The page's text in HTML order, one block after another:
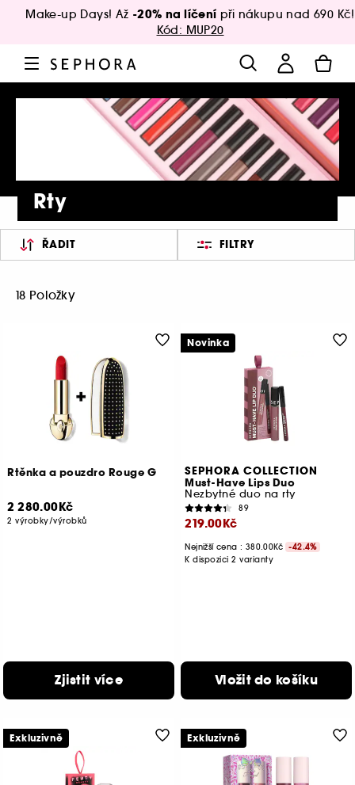
Make-up Days! Až -20% na líčení při nákupu nad 690 Kč!
Kód: MUP20
Rty
ŘADIT FILTRY
18 Položky
Rtěnka a pouzdro Rouge G
2 280.00Kč
2 výrobky/výrobků
Zjistit více
SEPHORA COLLECTION
Must-Have Lips Duo
Nezbytné duo na rty
89
219.00Kč
Nejnižší cena : 380.00Kč -42.4%
K dispozici 2 varianty
Vložit do košíku
Novinka
Exkluzivně Exkluzivně